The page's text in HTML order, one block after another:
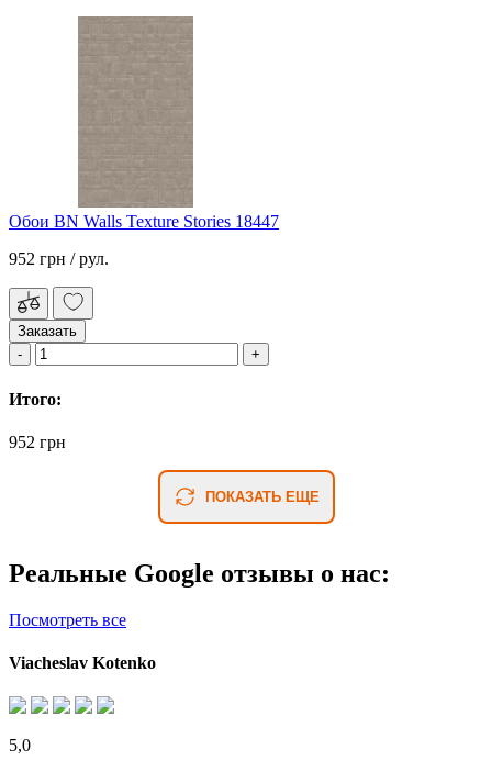
Обои BN Walls Texture Stories 18447
952 грн / рул.
Заказать
Итого:
952 грн
ПОКАЗАТЬ ЕЩЕ
Реальные Google отзывы о нас:
Посмотреть все
Viacheslav Kotenko
5,0